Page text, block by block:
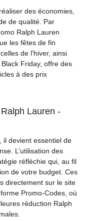
des économies,
de qualité. Par
Ralph Lauren
les fêtes de fin
de l'hiver, ainsi
Friday, offre des
à des prix
Lauren -
il devient essentiel de
L’utilisation des
réfléchie qui, au fil
de votre budget. Ces
directement sur le site
Promo-Codes, où
réduction Ralph